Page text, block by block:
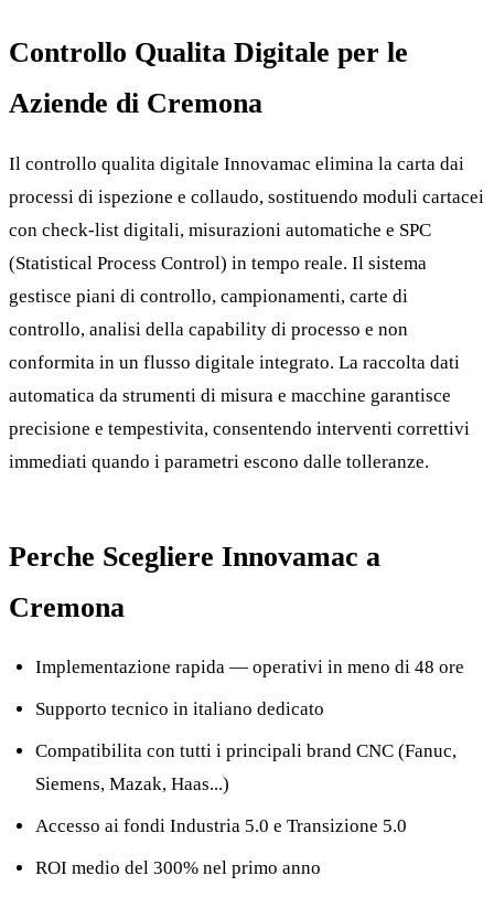
Controllo Qualita Digitale per le
Aziende di Cremona
Il controllo qualita digitale Innovamac elimina la carta dai
processi di ispezione e collaudo, sostituendo moduli cartacei
con check-list digitali, misurazioni automatiche e SPC
(Statistical Process Control) in tempo reale. Il sistema
gestisce piani di controllo, campionamenti, carte di
controllo, analisi della capability di processo e non
conformita in un flusso digitale integrato. La raccolta dati
automatica da strumenti di misura e macchine garantisce
precisione e tempestivita, consentendo interventi correttivi
immediati quando i parametri escono dalle tolleranze.
Perche Scegliere Innovamac a
Cremona
Implementazione rapida — operativi in meno di 48 ore
Supporto tecnico in italiano dedicato
Compatibilita con tutti i principali brand CNC (Fanuc,
Siemens, Mazak, Haas...)
Accesso ai fondi Industria 5.0 e Transizione 5.0
ROI medio del 300% nel primo anno